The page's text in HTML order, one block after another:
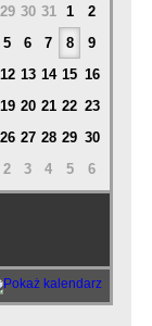
29 30 31 1
2
5 6 7 8
9
12 13 14 15 16
19 20 21 22 23
26 27 28 29 30
2 3 4 5 6